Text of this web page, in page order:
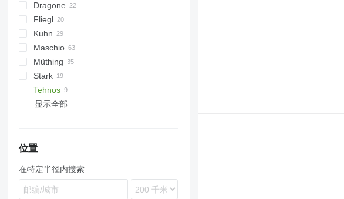
AS
GKR
PARK
Z-series
CK
Sirio
Dragone
VL
VP
SMK
UM
USM
Fliegl
Gemella
333 G
Kuhn
FC
GMD
Tbes
Maschio
Barbi
Birba
Bisonte
Brava
Müthing
MU
Grizzly
Raptor
BP
Kangu
SinusCut
5026
FX
H3
MINI-BMS
Midiforst
Stark
Tehnos
MU
显示全部
位置
在特定半径内搜索